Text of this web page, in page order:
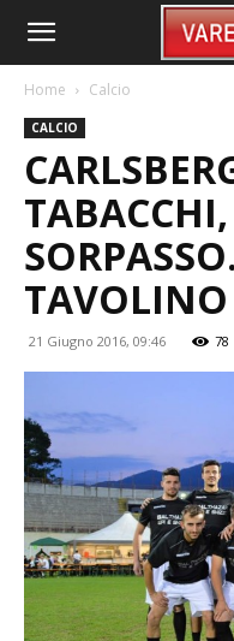
Home Calcio
CALCIO
TAVOLINO
21 Giugno 2016, 09:46 78